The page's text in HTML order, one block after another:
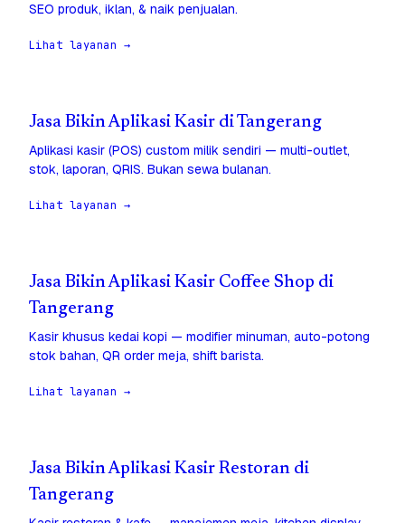
SEO produk, iklan, & naik penjualan.
Lihat layanan →
Jasa Bikin Aplikasi Kasir di Tangerang
Aplikasi kasir (POS) custom milik sendiri — multi-outlet,
stok, laporan, QRIS. Bukan sewa bulanan.
Lihat layanan →
Jasa Bikin Aplikasi Kasir Coffee Shop di
Tangerang
Kasir khusus kedai kopi — modifier minuman, auto-potong
stok bahan, QR order meja, shift barista.
Lihat layanan →
Jasa Bikin Aplikasi Kasir Restoran di
Tangerang